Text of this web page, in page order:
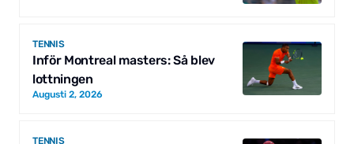
TENNIS
Inför Montreal masters: Så blev
lottningen
Augusti 2, 2026
TENNIS